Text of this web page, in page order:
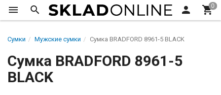
Сумки Мужские сумки Сумка BRADFORD 8961-5 BLACK
Сумка BRADFORD 8961-5
BLACK